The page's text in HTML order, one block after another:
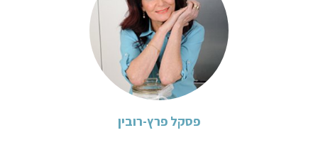
פסקל פרץ-רובין